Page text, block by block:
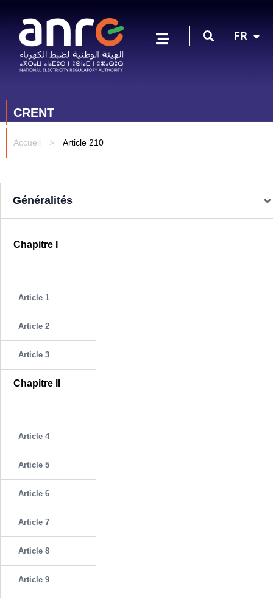
FR
AR
CRENT
Accueil > Article 210
Généralités
Chapitre I
Article 1
Article 2
Article 3
Chapitre II
Article 4
Article 5
Article 6
Article 7
Article 8
Article 9